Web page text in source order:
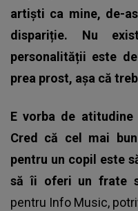
artiști ca mine, de-
dispariție. Nu
personalității este
prea prost, așa că
E vorba de
Cred că cel mai
pentru un copil este
să îi oferi un frate
pentru Info Music,